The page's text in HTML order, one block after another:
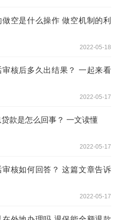
做空是什么操作 做空机制的利
2022-05-18
审核后多久出结果？ 一起来看
2022-05-17
款是怎么回事？ 一文读懂
2022-05-17
审核如何回答？ 这篇文章告诉
2022-05-17